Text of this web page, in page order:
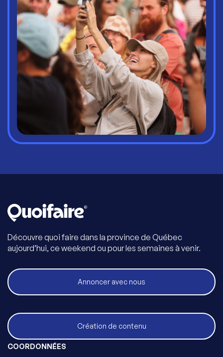
Découvre quoi faire dans la province de Québec
aujourd’hui, ce weekend ou pour les semaines à venir.
Annoncer avec nous
Création de contenu
COORDONNÉES